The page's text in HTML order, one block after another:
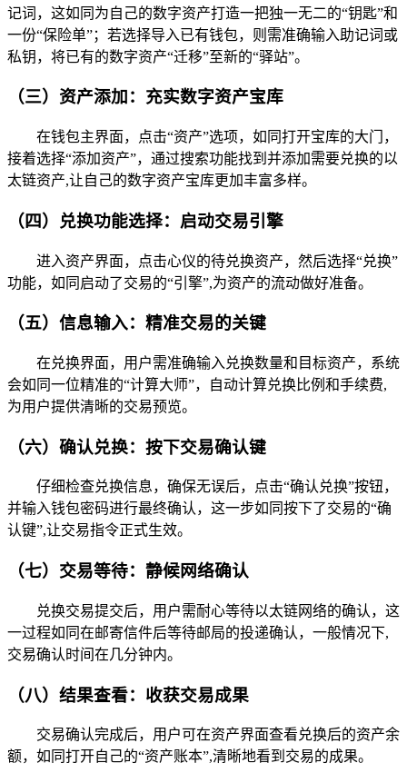
记词，这如同为自己的数字资产打造一把独一无二的“钥匙”和
一份“保险单”；若选择导入已有钱包，则需准确输入助记词或
私钥，将已有的数字资产“迁移”至新的“驿站”。
（三）资产添加：充实数字资产宝库
在钱包主界面，点击“资产”选项，如同打开宝库的大门，
接着选择“添加资产”，通过搜索功能找到并添加需要兑换的以
太链资产,让自己的数字资产宝库更加丰富多样。
（四）兑换功能选择：启动交易引擎
进入资产界面，点击心仪的待兑换资产，然后选择“兑换”
功能，如同启动了交易的“引擎”,为资产的流动做好准备。
（五）信息输入：精准交易的关键
在兑换界面，用户需准确输入兑换数量和目标资产，系统
会如同一位精准的“计算大师”，自动计算兑换比例和手续费,
为用户提供清晰的交易预览。
（六）确认兑换：按下交易确认键
仔细检查兑换信息，确保无误后，点击“确认兑换”按钮，
并输入钱包密码进行最终确认，这一步如同按下了交易的“确
认键”,让交易指令正式生效。
（七）交易等待：静候网络确认
兑换交易提交后，用户需耐心等待以太链网络的确认，这
一过程如同在邮寄信件后等待邮局的投递确认，一般情况下,
交易确认时间在几分钟内。
（八）结果查看：收获交易成果
交易确认完成后，用户可在资产界面查看兑换后的资产余
额，如同打开自己的“资产账本”,清晰地看到交易的成果。